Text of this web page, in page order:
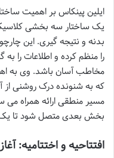
ایلین پینکاس بر اهمیت
یک ساختار سه بخشی کلاسیک
بدنه و نتیجه گیری. این
را منظم کرده و اطلاعات را به
مخاطب آسان باشد. وی به
که به شنونده درک روشنی از
مسیر منطقی ارائه همراه
بخش بعدی متصل شود تا یک
افتتاحیه و اختتامیه: